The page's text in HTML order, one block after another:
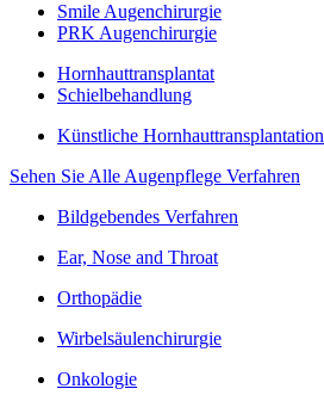
Smile Augenchirurgie
PRK Augenchirurgie
Hornhauttransplantat
Schielbehandlung
Künstliche Hornhauttransplantation
Sehen Sie Alle Augenpflege Verfahren
Bildgebendes Verfahren
Ear, Nose and Throat
Orthopädie
Wirbelsäulenchirurgie
Onkologie